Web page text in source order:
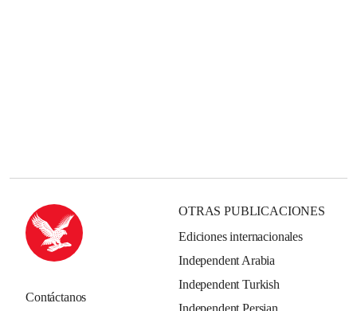
Contáctanos
OTRAS PUBLICACIONES
Ediciones internacionales
Independent Arabia
Independent Turkish
Independent Persian